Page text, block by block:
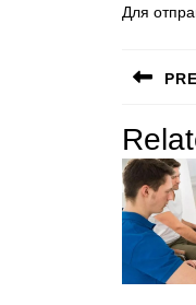
Для
запись: